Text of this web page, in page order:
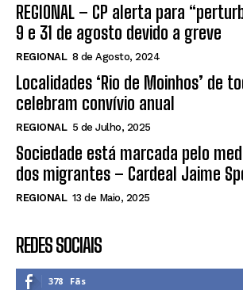
REGIONAL – CP alerta para
9 e 31 de agosto devido a greve
REGIONAL 8 de Agosto, 2024
Localidades ‘Rio de Moinhos’ de
celebram convívio anual
REGIONAL 5 de Julho, 2025
Sociedade está marcada pelo
dos migrantes – Cardeal Jaime
REGIONAL 13 de Maio, 2025
REDES SOCIAIS
378 Fãs